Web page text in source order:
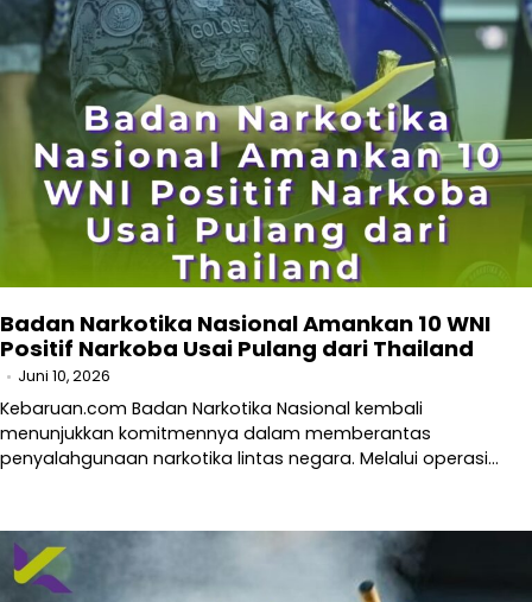
Badan Narkotika Nasional Amankan 10 WNI
Positif Narkoba Usai Pulang dari Thailand
Juni 10, 2026
Kebaruan.com Badan Narkotika Nasional kembali
menunjukkan komitmennya dalam memberantas
penyalahgunaan narkotika lintas negara. Melalui operasi…